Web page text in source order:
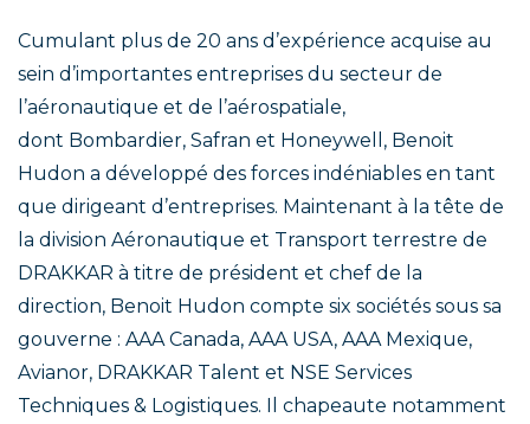
Cumulant plus de 20 ans d’expérience acquise au
sein d’importantes entreprises du secteur de
l’aéronautique et de l’aérospatiale,
dont Bombardier, Safran et Honeywell, Benoit
Hudon a développé des forces indéniables en tant
que dirigeant d’entreprises. Maintenant à la tête de
la division Aéronautique et Transport terrestre de
DRAKKAR à titre de président et chef de la
direction, Benoit Hudon compte six sociétés sous sa
gouverne : AAA Canada, AAA USA, AAA Mexique,
Avianor, DRAKKAR Talent et NSE Services
Techniques & Logistiques. Il chapeaute notamment